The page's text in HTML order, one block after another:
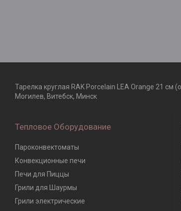
Тарелка круглая RAK Porcelain LEA Orange 21
Могилев, Витебск, Минск
Тепловое Оборудование
Пароконвектоматы
Конвекционные печи
Печи для Пиццы
Грили для Шаурмы
Грили электрические